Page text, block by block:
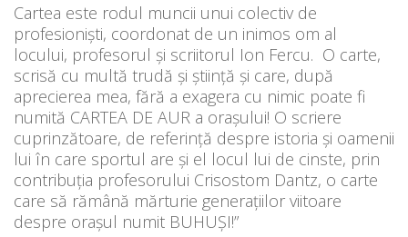
Cartea este rodul muncii unui colectiv de
profesioniști, coordonat de un inimos om al
locului, profesorul și scriitorul Ion Fercu. O carte,
scrisă cu multă trudă și știință și care, după
aprecierea mea, fără a exagera cu nimic poate fi
numită CARTEA DE AUR a orașului! O scriere
cuprinzătoare, de referință despre istoria și oamenii
lui în care sportul are și el locul lui de cinste, prin
contribuția profesorului Crisostom Dantz, o carte
care să rămână mărturie generațiilor viitoare
despre orașul numit BUHUȘI!”